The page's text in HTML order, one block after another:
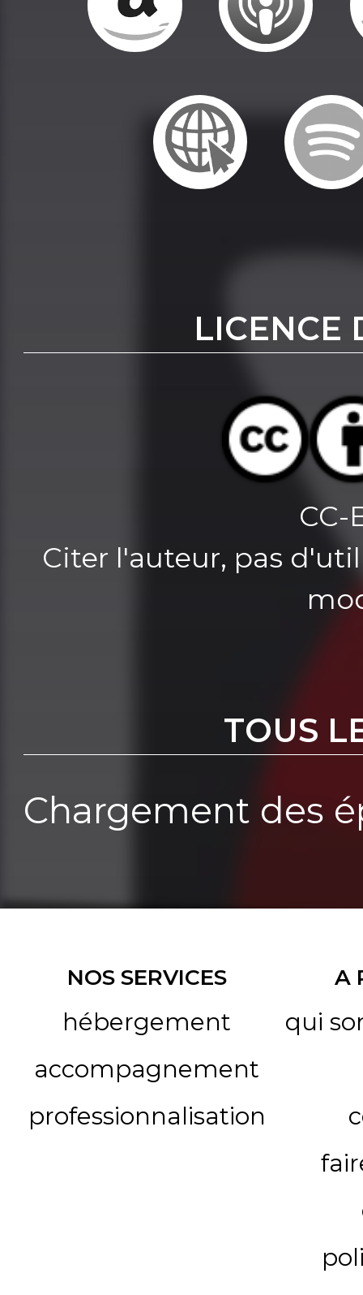
LICENCE
CC-
Citer l'auteur, pas
TOUS
Chargement des
NOS SERVICES
hébergement
accompagnement
professionnalisation
A
qui